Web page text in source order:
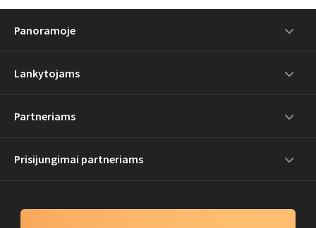
Panoramoje
Lankytojams
Partneriams
Prisijungimai partneriams